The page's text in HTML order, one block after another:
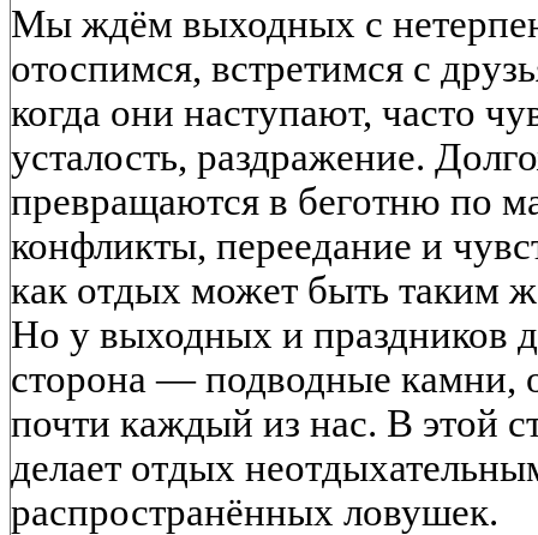
Мы ждём выходных с
отоспимся, встретимся с
когда они наступают, часто
усталость, раздражение.
превращаются в беготню по
конфликты, переедание и
как отдых может быть таким
Но у выходных и праздников
сторона — подводные камни,
почти каждый из нас. В этой
делает отдых
распространённых ловушек.